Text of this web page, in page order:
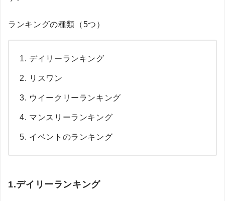
ランキングの種類（5つ）
デイリーランキング
リスワン
ウイークリーランキング
マンスリーランキング
イベントのランキング
1.デイリーランキング